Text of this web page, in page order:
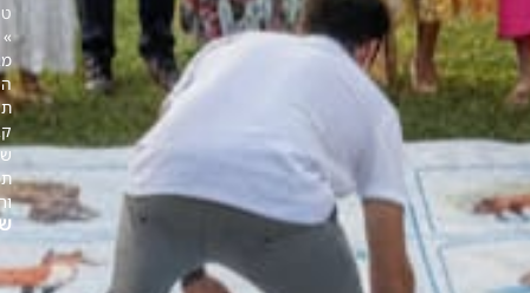
טיולים
»
מבוך
הינשוף:
תחרות
קבוצתית
של
תכנון
וחשיבה
שיתוף: